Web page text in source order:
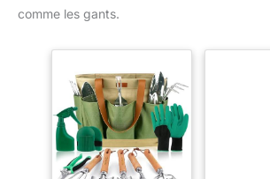
comme les gants.